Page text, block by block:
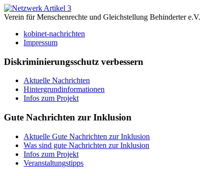
Verein für Menschenrechte und Gleichstellung Behinderter e.V.
kobinet-nachrichten
Impressum
Diskriminierungsschutz verbessern
Aktuelle Nachrichten
Hintergrundinformationen
Infos zum Projekt
Gute Nachrichten zur Inklusion
Aktuelle Gute Nachrichten zur Inklusion
Was sind gute Nachrichten zur Inklusion
Infos zum Projekt
Veranstaltungstipps